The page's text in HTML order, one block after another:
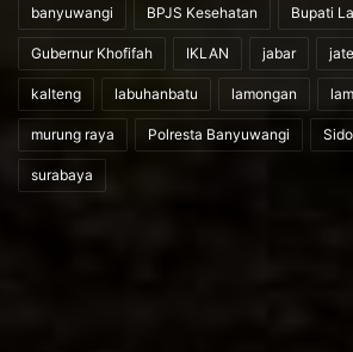
banyuwangi BPJS Kesehatan Bupati
Gubernur Khofifah IKLAN jabar
kalteng labuhanbatu lamongan
murung raya Polresta Banyuwangi
surabaya